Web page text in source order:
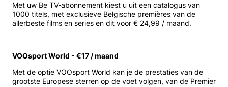
Met uw Be TV-abonnement kiest u uit een catalogus van
1000 titels, met exclusieve Belgische premières van de
allerbeste films en series en dit voor € 24,99 / maand.
VOOsport World - €17 / maand
Met de optie VOOsport World kan je de prestaties van de
grootste Europese sterren op de voet volgen, van de Premier